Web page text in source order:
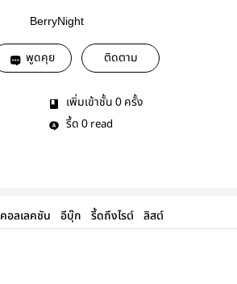
BerryNight
พูดคุย ติดตาม
เพิ่มเข้าชั้น 0 ครั้ง
รี้ด 0 read
คอลเลคชัน อีบุ๊ก รี้ดถึงไรต์ ลิสต์